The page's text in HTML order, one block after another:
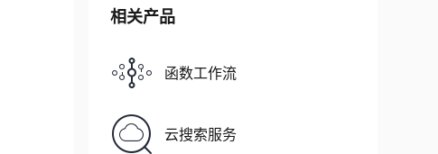
相关产品
函数工作流
云搜索服务